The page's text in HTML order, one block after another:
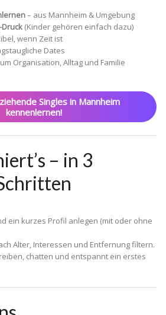
– aus Mannheim & Umgebung
(Kinder gehören einfach dazu)
wenn Zeit ist
Dates
Organisation, Alltag und Familie
Singles in Mannheim
kennenlernen!
– in 3
ein kurzes Profil anlegen (mit oder ohne
Alter, Interessen und Entfernung filtern.
chatten und entspannt ein erstes